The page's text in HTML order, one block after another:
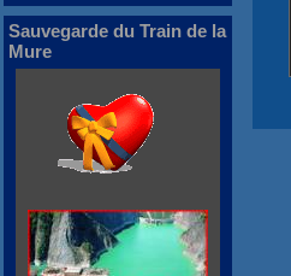
Sauvegarde du Train de la
Mure